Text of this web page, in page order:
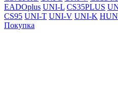
EADOplus UNI-L CS35PLUS
CS95 UNI-T UNI-V UNI-K
Покупка